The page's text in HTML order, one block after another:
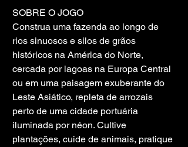
SOBRE O JOGO
Construa uma fazenda ao longo de
rios sinuosos e silos de grãos
históricos na América do Norte,
cercada por lagoas na Europa Central
ou em uma paisagem exuberante do
Leste Asiático, repleta de arrozais
perto de uma cidade portuária
iluminada por néon. Cultive
plantações, cuide de animais, pratique